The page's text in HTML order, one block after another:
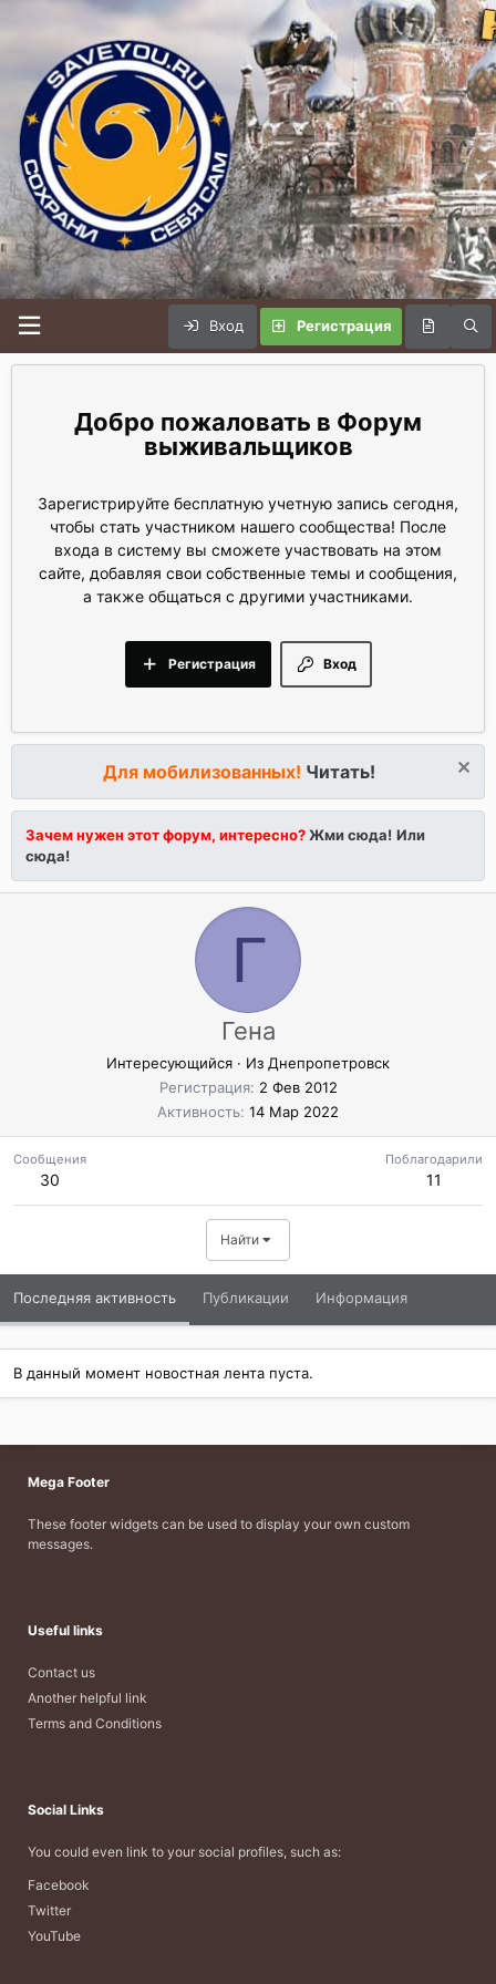
Вход Регистрация
Форум
выживальщиков
Зарегистрируйте бесплатную учетную запись сегодня,
чтобы стать участником нашего сообщества! После
входа в систему вы сможете участвовать на этом
сайте, добавляя свои собственные темы и сообщения,
а также общаться с другими участниками.
Вход
Регистрация
Для мобилизованных! Читать!
Зачем нужен этот форум, интересно?Жми сюда! Или
сюда!
Г
Гена
Интересующийся · Из Днепропетровск
Регистрация 2 Фев 2012
Активность 14 Мар 2022
Сообщения
30
Поблагодарили
11
Найти
Последняя активность Публикации Информация
В данный момент новостная лента пуста.
Mega Footer
These footer widgets can be used to display your own custom
messages.
Useful links
Contact us
Another helpful link
Terms and Conditions
Social Links
You could even link to your social profiles, such as:
Facebook
Twitter
YouTube